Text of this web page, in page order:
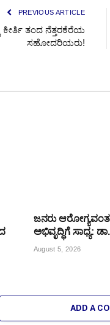
PREVIOUS ARTICLE
ಕೀರ್ತಿ ತಂದ ನೆತ್ತರಕೆರೆಯ
ಸಹೋದರಿಯರು!
ಜನರು
ಅಭಿವೃದ್ಧಿಗೆ ಸಾಧ್ಯ:
August 5, 2026
ADD A